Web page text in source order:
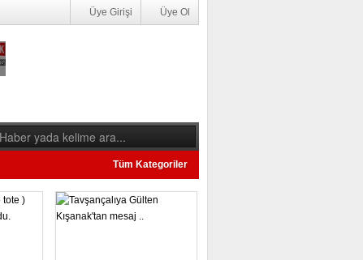
Üye Ol
Üye Girişi
Tüm Kategoriler